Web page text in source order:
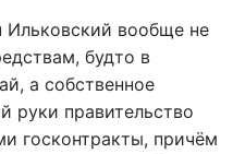
Ильковский вообще не
будто в
а собственное
руки правительство
госконтракты, причём